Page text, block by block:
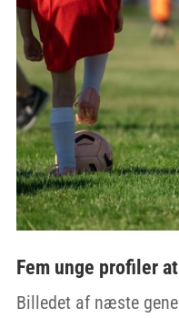
Fem unge profiler
Billedet af næste